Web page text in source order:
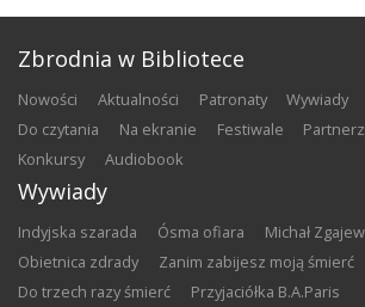
Zbrodnia w Bibliotece
nowości aktualności patronaty wywiady
do czytania
na ekranie festiwale
konkursy
audiobook
Wywiady
Indyjska szarada Ósma ofiara
Michał
Obietnica zdrady
Zanim zabijesz moją śmierć
Do trzech razy śmierć
Przyjaciółka B.A.Paris